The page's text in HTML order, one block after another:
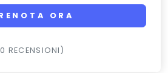
ORA
RECENSIONI)